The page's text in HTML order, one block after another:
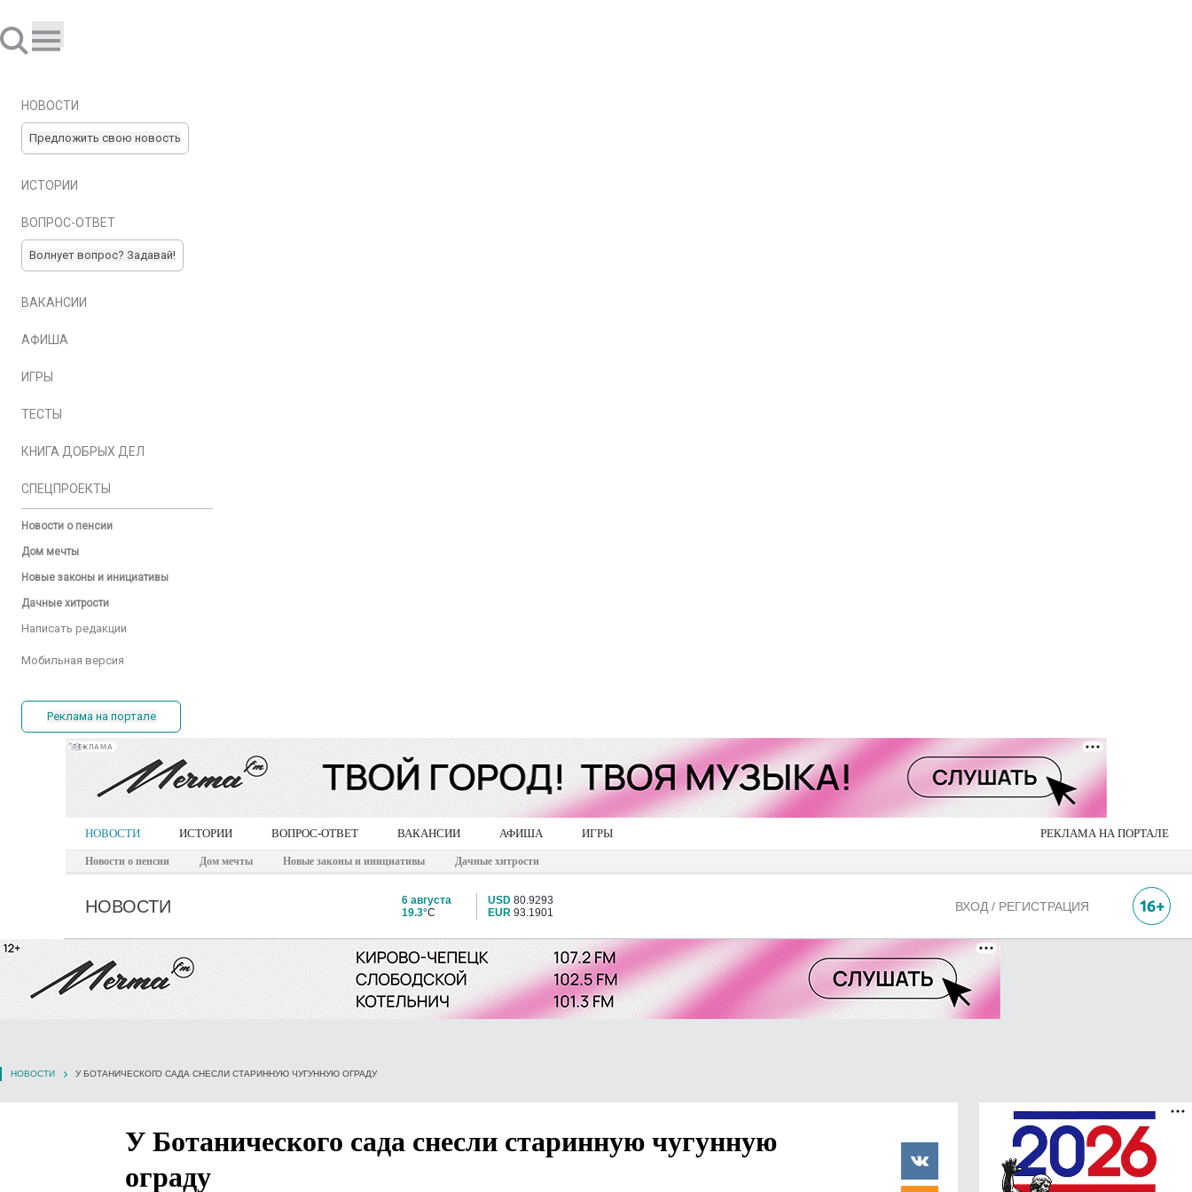
НОВОСТИ
Предложить свою новость
ИСТОРИИ
ВОПРОС-ОТВЕТ
Волнует вопрос? Задавай!
ВАКАНСИИ
АФИША
ИГРЫ
ТЕСТЫ
КНИГА ДОБРЫХ ДЕЛ
СПЕЦПРОЕКТЫ
Новости о пенсии
Дом мечты
Новые законы и инициативы
Дачные хитрости
Написать редакции
Мобильная версия
Реклама на портале
РЕКЛАМА
НОВОСТИ ИСТОРИИ ВОПРОС-ОТВЕТ ВАКАНСИИ АФИША ИГРЫ РЕКЛАМА НА ПОРТАЛЕ
Новости о пенсии Дом мечты Новые законы и инициативы Дачные хитрости
НОВОСТИ
6 августа
19.3°C
USD 80.9293
EUR 93.1901 ВХОД / РЕГИСТРАЦИЯ
НОВОСТИ У БОТАНИЧЕСКОГО САДА СНЕСЛИ СТАРИННУЮ ЧУГУННУЮ ОГРАДУ
У Ботанического сада снесли старинную чугунную
ограду